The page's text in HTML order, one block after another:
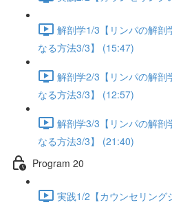
解剖学1/3【リンパの解
なる方法3/3】 (15:47)
解剖学2/3【リンパの解
なる方法3/3】 (12:57)
解剖学3/3【リンパの解
なる方法3/3】 (21:40)
Program 20
実践1/2【カウンセリング